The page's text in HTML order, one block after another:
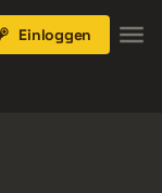
Einloggen